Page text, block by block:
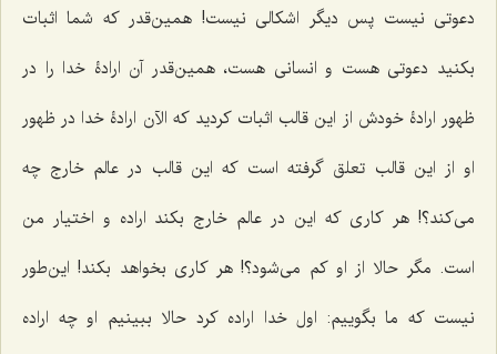
دعوتی نیست پس دیگر اشکالی نیست! همین‌قدر که شما اثبات
بکنید دعوتی هست و انسانی هست، همین‌قدر آن ارادۀ خدا را در
ظهور ارادۀ خودش از این قالب اثبات کردید که الآن ارادۀ خدا در ظهور
او از این قالب تعلق گرفته است که این قالب در عالم خارج چه
می‌کند؟! هر کاری که این در عالم خارج بکند اراده و اختیار من
است. مگر حالا از او کم می‌شود؟! هر کاری بخواهد بکند! این‌طور
نیست که ما بگوییم: اول خدا اراده کرد حالا ببینیم او چه اراده